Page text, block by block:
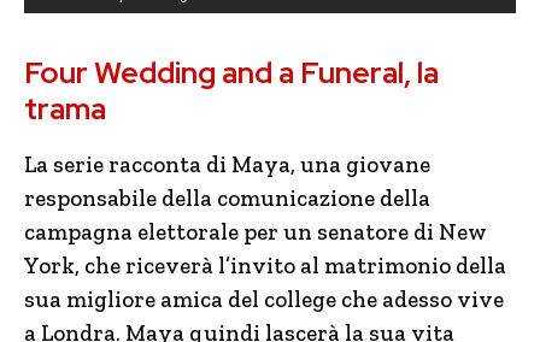
Four Wedding and a Funeral, la
trama
La serie racconta di Maya, una giovane
responsabile della comunicazione della
campagna elettorale per un senatore di New
York, che riceverà l’invito al matrimonio della
sua migliore amica del college che adesso vive
a Londra. Maya quindi lascerà la sua vita